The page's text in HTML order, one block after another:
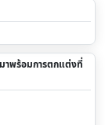
าพร้อมการตกแต่งที่